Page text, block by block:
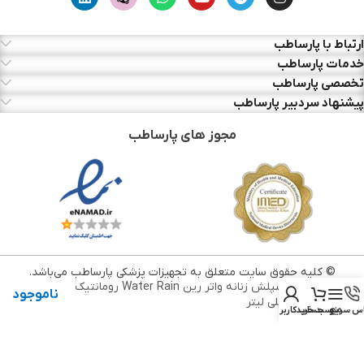
ارتباط با پارساطب
خدمات پارساطب
تخصصی پارساطب
پیشنهاد سردبیر پارساطب
مجوز های پارساطب
© کلیه حقوق سایت متعلق به تجهیزات پزشکی پارساطب می‌باشد.
بادی اسپلش زنانه واتر رین Water Rain رومانتیک
250 میلی لیتر
ناموجود
سریع
منوسبد خرید
حساب کاربری من